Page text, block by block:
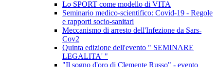
Lo SPORT come modello di VITA
Seminario medico-scientifico: Covid-19 - Regole
e rapporti socio-sanitari
Meccanismo di arresto dell'Infezione da Sars-
Cov2
Quinta edizione dell'evento " SEMINARE
LEGALITA' "
"Il sogno d'oro di Clemente Russo" - evento